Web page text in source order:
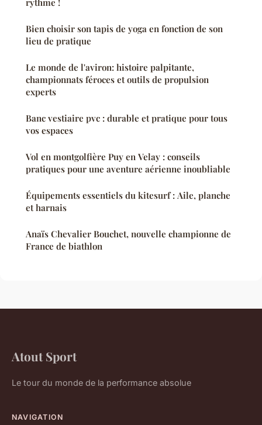
Bien choisir son tapis de yoga en fonction de son
lieu de pratique
Le monde de l'aviron: histoire palpitante,
championnats féroces et outils de propulsion
experts
Banc vestiaire pvc : durable et pratique pour tous
vos espaces
Vol en montgolfière Puy en Velay : conseils
pratiques pour une aventure aérienne inoubliable
Équipements essentiels du kitesurf : Aile, planche
et harnais
Anaïs Chevalier Bouchet, nouvelle championne de
France de biathlon
Atout Sport
Le tour du monde de la performance absolue
NAVIGATION